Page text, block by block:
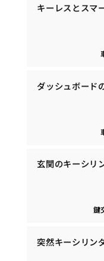
キーレスとスマ
ダッシュボード
玄関のキーシリ
鍵
突然キーシリン